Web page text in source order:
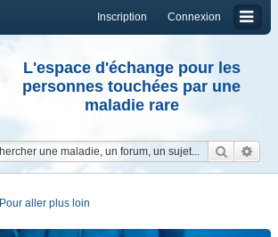
Connexion
Inscription
L'espace d'échange pour les
personnes touchées par une
maladie rare
Pour aller plus loin